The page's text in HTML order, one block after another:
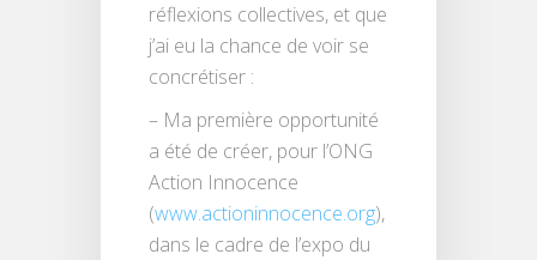
réflexions collectives, et que
j’ai eu la chance de voir se
concrétiser :
– Ma première opportunité
a été de créer, pour l’ONG
Action Innocence
(www.actioninnocence.org),
dans le cadre de l’expo du